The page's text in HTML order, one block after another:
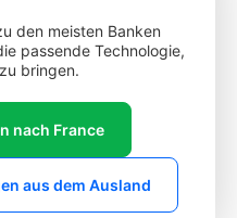
den meisten Banken
passende Technologie,
bringen.
nach France
aus dem Ausland